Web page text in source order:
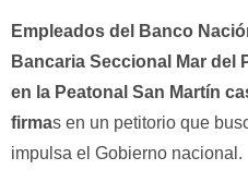
Empleados del Banco
Bancaria Seccional Mar del
en la Peatonal San Martín
firmas en un petitorio que
impulsa el Gobierno nacional.